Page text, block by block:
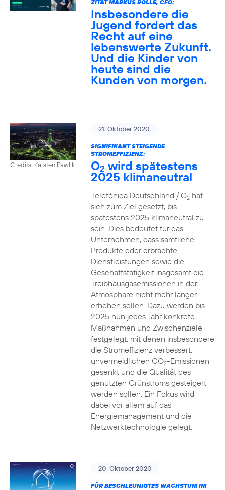
ZITAT MARKUS ROLLE, CFO:
Insbesondere die
Jugend fordert das
Recht auf eine
lebenswerte Zukunft.
Und die Kinder von
heute sind die
Kunden von morgen.
Credits: Karsten Pawlik
21. Oktober 2020
SIGNIFIKANT STEIGENDE
STROMEFFIZIENZ:
O2 wird spätestens
2025 klimaneutral
Telefónica Deutschland / O2hat
sich zum Ziel gesetzt, bis
spätestens 2025 klimaneutral zu
sein. Dies bedeutet für das
Unternehmen, dass sämtliche
Produkte oder erbrachte
Dienstleistungen sowie die
Geschäftstätigkeit insgesamt die
Treibhausgasemissionen in der
Atmosphäre nicht mehr länger
erhöhen sollen. Dazu werden bis
2025 nun jedes Jahr konkrete
Maßnahmen und Zwischenziele
festgelegt, mit denen insbesondere
die Stromeffizienz verbessert,
unvermeidlichen CO2-Emissionen
gesenkt und die Qualität des
genutzten Grünstroms gesteigert
werden sollen. Ein Fokus wird
dabei vor allem auf das
Energiemanagement und die
Netzwerktechnologie gelegt.
20. Oktober 2020
FÜR BESCHLEUNIGTES WACHSTUM IM